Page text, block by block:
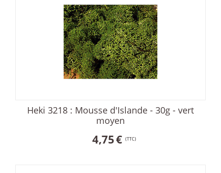
Heki 3218 : Mousse d'Islande - 30g - vert
moyen
4,75€ (TTC)